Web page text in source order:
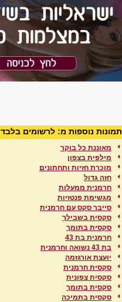
תמונות נוספות מ: לרשומים בלבד
מאוננת כל בוקר
מילפית בצפון
מוכרת חזיות ותחתונים
חזה גדול
חרמנית ממעלות
מגשימת פנטזיות
סייבר סקס עם חרמנית
סקסית בשבילך
סקסית בתומך
חרמנית בת 43
בת 43 נשואה וחרמנית
יועצת אורגזמה
סקסית חרמנית
סקסית צפונית
סקסית בתומך
סקסית בתמיכה